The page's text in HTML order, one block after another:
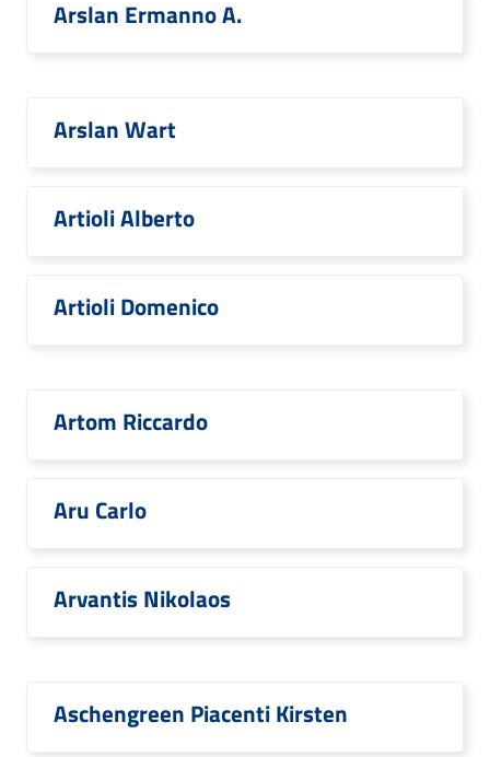
Arslan Ermanno A.
Arslan Wart
Artioli Alberto
Artioli Domenico
Artom Riccardo
Aru Carlo
Arvantis Nikolaos
Aschengreen Piacenti Kirsten